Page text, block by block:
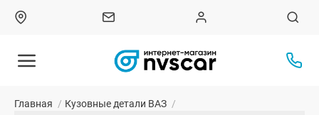
Главная / Кузовные детали ВАЗ /